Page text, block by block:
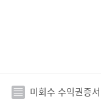
미회수 수익권증